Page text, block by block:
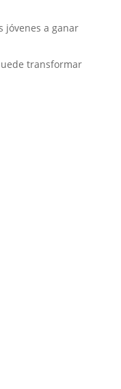
jóvenes a ganar
transformar